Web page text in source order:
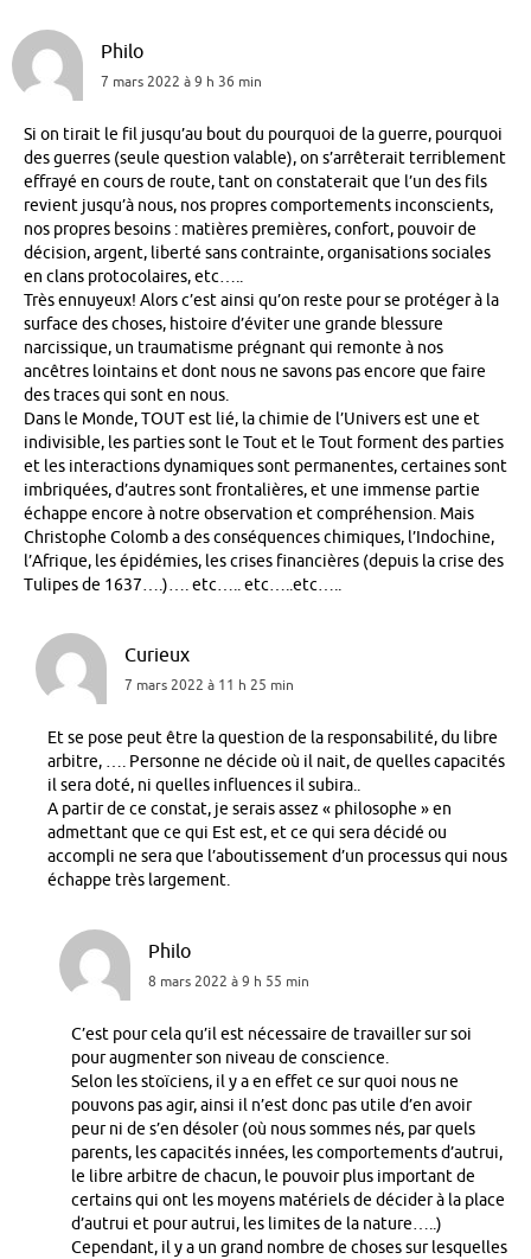
Philo
7 mars 2022 à 9 h 36 min
Si on tirait le fil jusqu’au bout du pourquoi de la guerre, pourquoi
des guerres (seule question valable), on s’arrêterait terriblement
effrayé en cours de route, tant on constaterait que l’un des fils
revient jusqu’à nous, nos propres comportements inconscients,
nos propres besoins : matières premières, confort, pouvoir de
décision, argent, liberté sans contrainte, organisations sociales
en clans protocolaires, etc…..
Très ennuyeux! Alors c’est ainsi qu’on reste pour se protéger à la
surface des choses, histoire d’éviter une grande blessure
narcissique, un traumatisme prégnant qui remonte à nos
ancêtres lointains et dont nous ne savons pas encore que faire
des traces qui sont en nous.
Dans le Monde, TOUT est lié, la chimie de l’Univers est une et
indivisible, les parties sont le Tout et le Tout forment des parties
et les interactions dynamiques sont permanentes, certaines sont
imbriquées, d’autres sont frontalières, et une immense partie
échappe encore à notre observation et compréhension. Mais
Christophe Colomb a des conséquences chimiques, l’Indochine,
l’Afrique, les épidémies, les crises financières (depuis la crise des
Tulipes de 1637….)…. etc….. etc…..etc…..
Curieux
7 mars 2022 à 11 h 25 min
Et se pose peut être la question de la responsabilité, du libre
arbitre, …. Personne ne décide où il nait, de quelles capacités
il sera doté, ni quelles influences il subira..
A partir de ce constat, je serais assez « philosophe » en
admettant que ce qui Est est, et ce qui sera décidé ou
accompli ne sera que l’aboutissement d’un processus qui nous
échappe très largement.
Philo
8 mars 2022 à 9 h 55 min
C’est pour cela qu’il est nécessaire de travailler sur soi
pour augmenter son niveau de conscience.
Selon les stoïciens, il y a en effet ce sur quoi nous ne
pouvons pas agir, ainsi il n’est donc pas utile d’en avoir
peur ni de s’en désoler (où nous sommes nés, par quels
parents, les capacités innées, les comportements d’autrui,
le libre arbitre de chacun, le pouvoir plus important de
certains qui ont les moyens matériels de décider à la place
d’autrui et pour autrui, les limites de la nature…..)
Cependant, il y a un grand nombre de choses sur lesquelles